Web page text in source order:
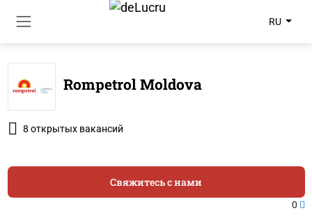
RU
Rompetrol Moldova
8 открытых вакансий
Свяжитесь с нами
0